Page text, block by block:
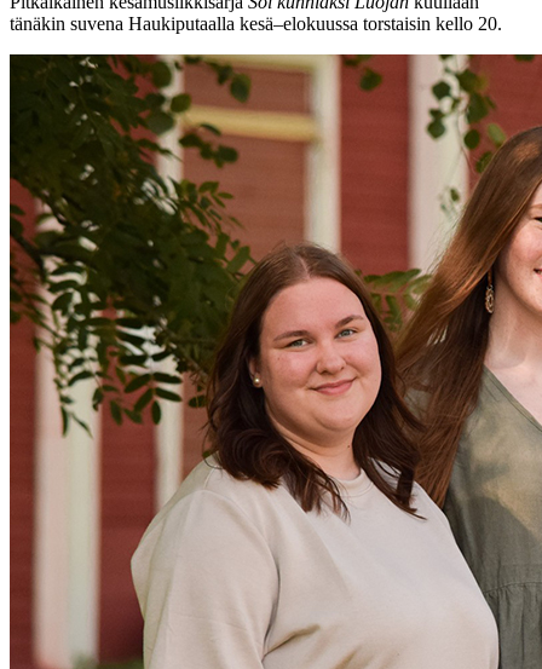
tänäkin suvena Haukiputaalla kesä–elokuussa torstaisin kello 20.